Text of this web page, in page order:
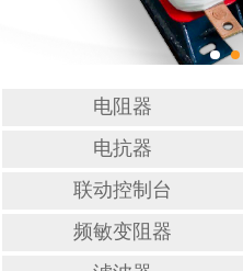
电阻器
电抗器
联动控制台
频敏变阻器